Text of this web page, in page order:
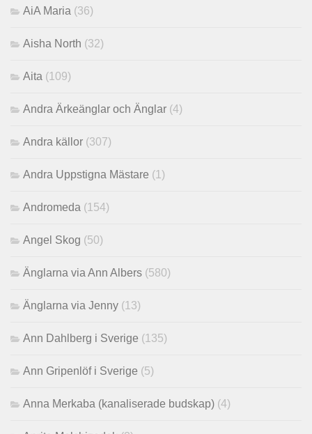
AiA Maria (36)
Aisha North (32)
Aita (109)
Andra Ärkeänglar och Änglar (4)
Andra källor (307)
Andra Uppstigna Mästare (1)
Andromeda (154)
Angel Skog (50)
Änglarna via Ann Albers (580)
Änglarna via Jenny (13)
Ann Dahlberg i Sverige (135)
Ann Gripenlöf i Sverige (5)
Anna Merkaba (kanaliserade budskap) (4)